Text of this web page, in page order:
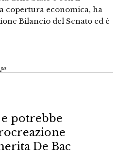
copertura economica, ha
Bilancio del Senato ed è
e potrebbe
De Bac